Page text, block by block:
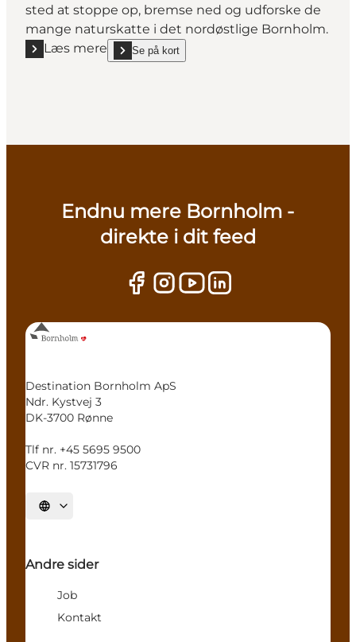
sted at stoppe op, bremse ned og udforske de
mange naturskatte i det nordøstlige Bornholm.
Læs mere
Læs mere "Yggdrasil"
Se på kort
show Yggdrasil on_map
Endnu mere Bornholm -
direkte i dit feed
Destination Bornholm ApS
Ndr. Kystvej 3
DK-3700 Rønne
Tlf nr. +45 5695 9500
CVR nr. 15731796
Vælg sprog
Andre sider
Job
Kontakt